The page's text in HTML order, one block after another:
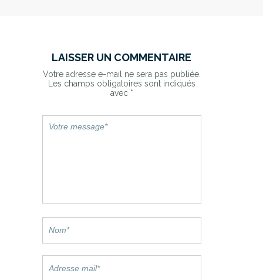
LAISSER UN COMMENTAIRE
Votre adresse e-mail ne sera pas publiée.
Les champs obligatoires sont indiqués
avec *